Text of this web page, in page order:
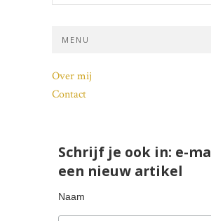
MENU
Over mij
Contact
Schrijf je ook in: e-
een nieuw artikel
Naam